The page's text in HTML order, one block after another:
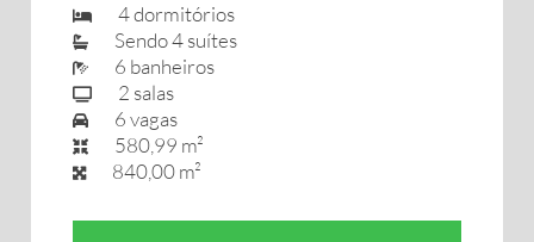
4 dormitórios
Sendo 4 suítes
6 banheiros
2 salas
6 vagas
580,99 m²
840,00 m²